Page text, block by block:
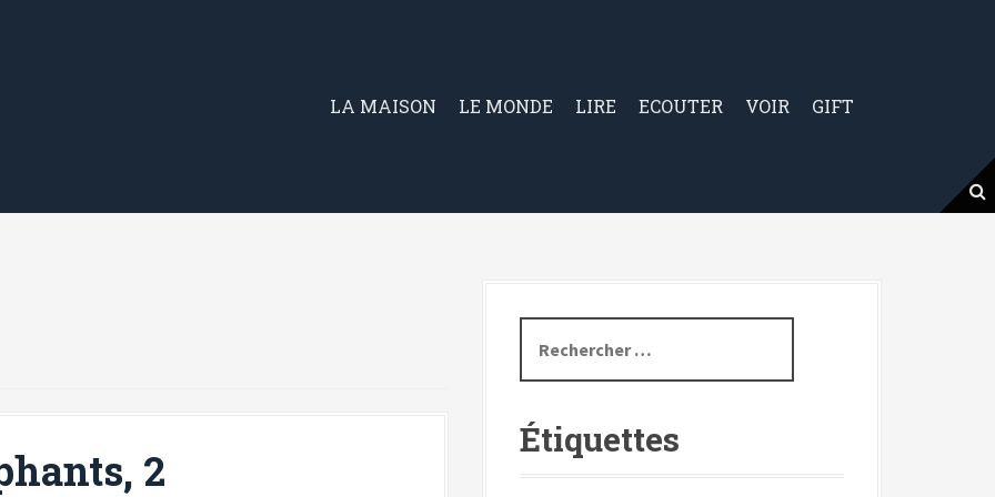
LA MAISON LE MONDE LIRE ECOUTER VOIR GIFT
2
c
e
Étiquettes